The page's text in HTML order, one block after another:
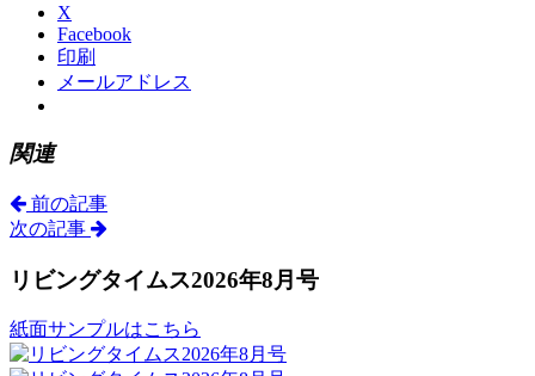
X
Facebook
印刷
メールアドレス
関連
前の記事
次の記事
リビングタイムス2026年8月号
紙面サンプルはこちら